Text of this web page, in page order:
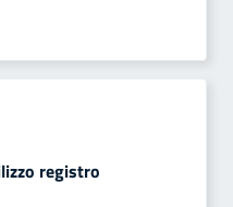
registro